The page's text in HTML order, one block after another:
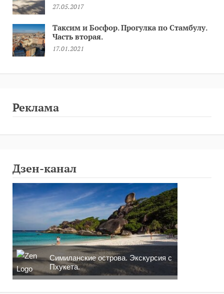
27.05.2017
Таксим и Босфор. Прогулка по Стамбулу.
Часть вторая.
17.01.2021
Реклама
Дзен-канал
Симиланские острова. Экскурсия с
Пхукета.